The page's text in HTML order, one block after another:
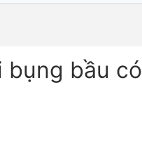
bụng bầu có